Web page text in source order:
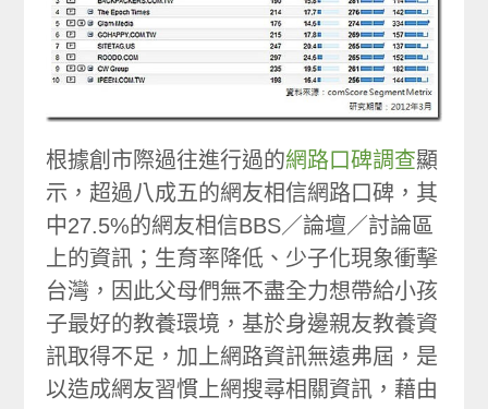
根據創市際過往進行過的網路口碑調查顯
示，超過八成五的網友相信網路口碑，其
中27.5%的網友相信BBS／論壇／討論區
上的資訊；生育率降低、少子化現象衝擊
台灣，因此父母們無不盡全力想帶給小孩
子最好的教養環境，基於身邊親友教養資
訊取得不足，加上網路資訊無遠弗屆，是
以造成網友習慣上網搜尋相關資訊，藉由